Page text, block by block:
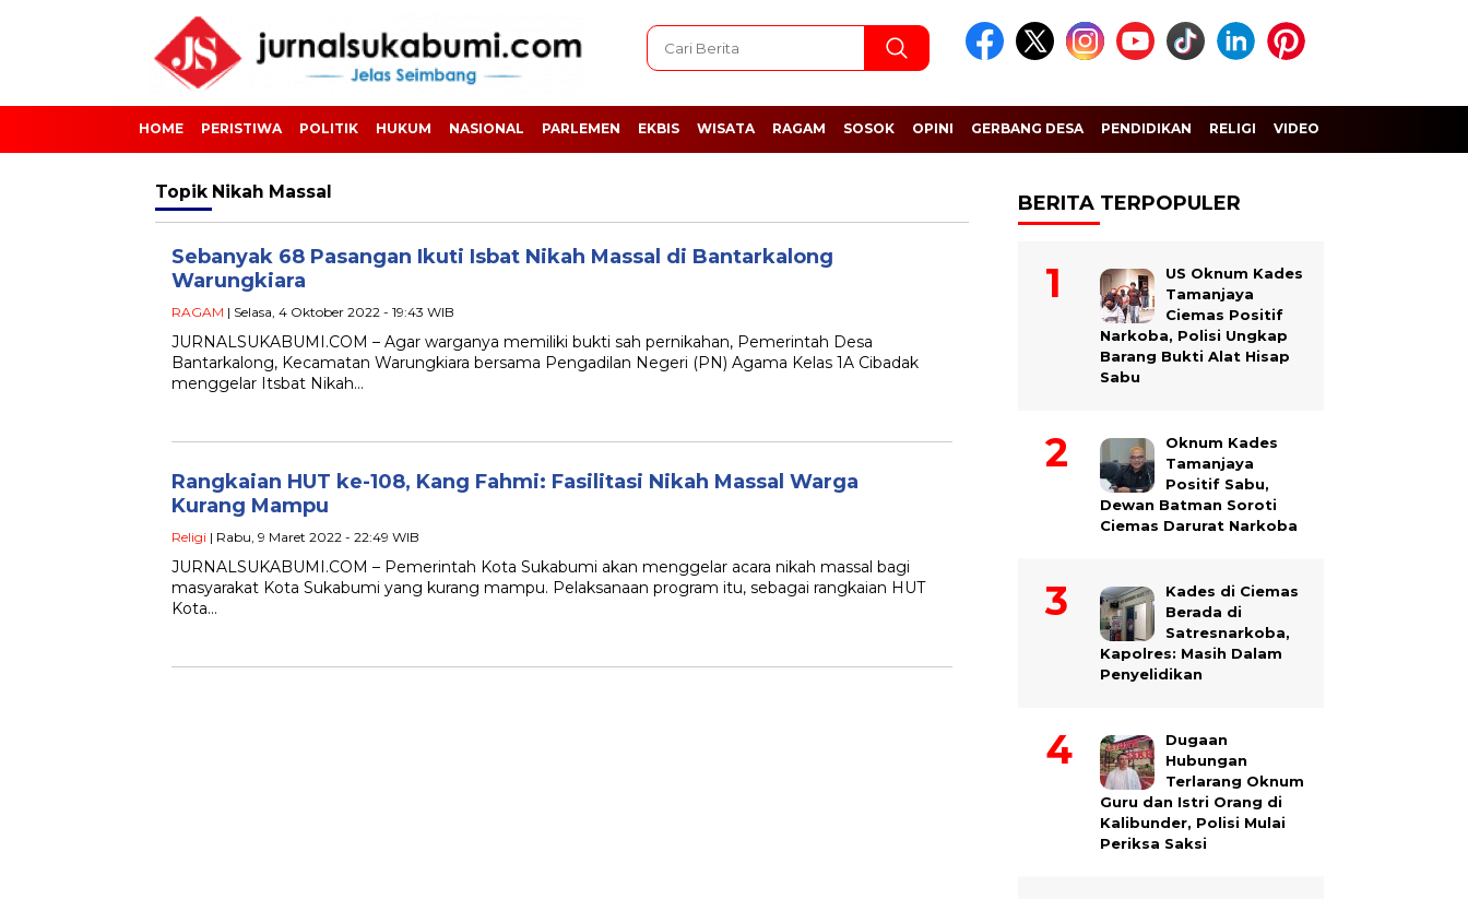
HOME PERISTIWA POLITIK HUKUM NASIONAL PARLEMEN EKBIS WISATA RAGAM SOSOK OPINI GERBANG DESA PENDIDIKAN RELIGI VIDEO
Topik Nikah Massal
Sebanyak 68 Pasangan Ikuti Isbat Nikah Massal di Bantarkalong
Warungkiara
RAGAM | Selasa, 4 Oktober 2022 - 19:43 WIB
JURNALSUKABUMI.COM – Agar warganya memiliki bukti sah pernikahan, Pemerintah Desa
Bantarkalong, Kecamatan Warungkiara bersama Pengadilan Negeri (PN) Agama Kelas 1A Cibadak
menggelar Itsbat Nikah…
Rangkaian HUT ke-108, Kang Fahmi: Fasilitasi Nikah Massal Warga
Kurang Mampu
Religi | Rabu, 9 Maret 2022 - 22:49 WIB
JURNALSUKABUMI.COM – Pemerintah Kota Sukabumi akan menggelar acara nikah massal bagi
masyarakat Kota Sukabumi yang kurang mampu. Pelaksanaan program itu, sebagai rangkaian HUT
Kota…
BERITA TERPOPULER
US Oknum Kades
Tamanjaya
Ciemas Positif
Narkoba, Polisi Ungkap
Barang Bukti Alat Hisap
Sabu
Oknum Kades
Tamanjaya
Positif Sabu,
Dewan Batman Soroti
Ciemas Darurat Narkoba
Kades di Ciemas
Berada di
Satresnarkoba,
Kapolres: Masih Dalam
Penyelidikan
Dugaan
Hubungan
Terlarang Oknum
Guru dan Istri Orang di
Kalibunder, Polisi Mulai
Periksa Saksi